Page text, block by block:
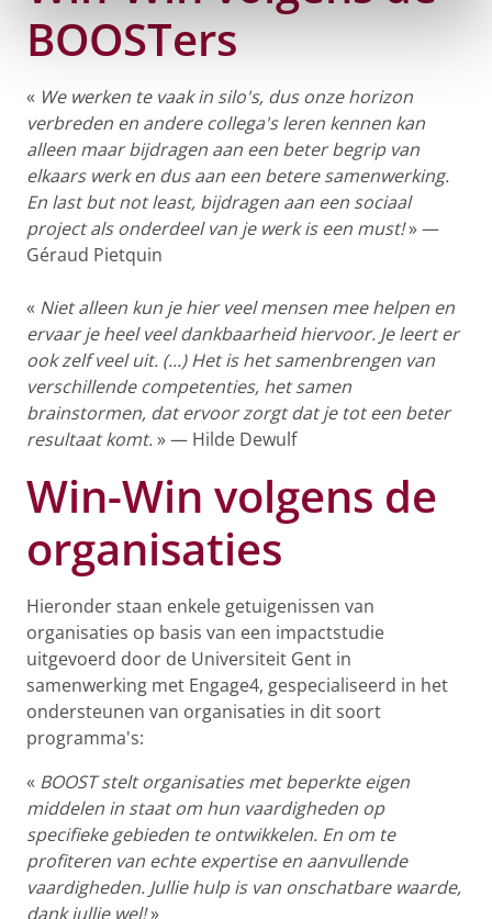
BOOSTers
« We werken te vaak in silo's, dus onze horizon
verbreden en andere collega's leren kennen kan
alleen maar bijdragen aan een beter begrip van
elkaars werk en dus aan een betere samenwerking.
En last but not least, bijdragen aan een sociaal
project als onderdeel van je werk is een must!» —
Géraud Pietquin
« Niet alleen kun je hier veel mensen mee helpen en
ervaar je heel veel dankbaarheid hiervoor. Je leert er
ook zelf veel uit. (...) Het is het samenbrengen van
verschillende competenties, het samen
brainstormen, dat ervoor zorgt dat je tot een beter
resultaat komt.» — Hilde Dewulf
Win-Win volgens de
organisaties
Hieronder staan enkele getuigenissen van
organisaties op basis van een impactstudie
uitgevoerd door de Universiteit Gent in
samenwerking met Engage4, gespecialiseerd in het
ondersteunen van organisaties in dit soort
programma's:
« BOOST stelt organisaties met beperkte eigen
middelen in staat om hun vaardigheden op
specifieke gebieden te ontwikkelen. En om te
profiteren van echte expertise en aanvullende
vaardigheden. Jullie hulp is van onschatbare waarde,
dank jullie wel!»